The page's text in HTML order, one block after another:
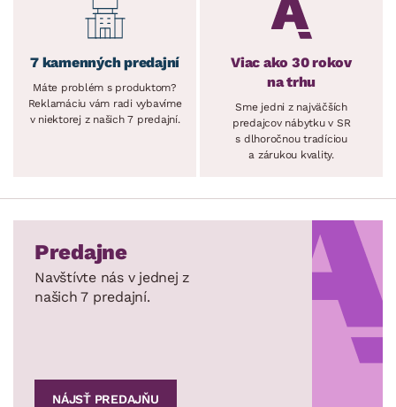
7 kamenných predajní
Máte problém s produktom?
Reklamáciu vám radi vybavíme
v niektorej z našich 7 predajní.
Viac ako 30 rokov
na trhu
Sme jedni z najväčších
predajcov nábytku v SR
s dlhoročnou tradíciou
a zárukou kvality.
Predajne
Navštívte nás v jednej z
našich 7 predajní.
NÁJSŤ PREDAJŇU